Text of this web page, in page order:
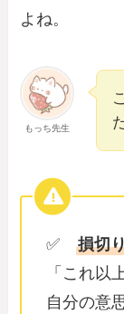
よね。
もっち先生
✅損切
「これ以
自分の意